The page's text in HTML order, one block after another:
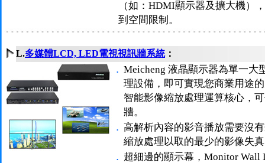
（如：HDMI顯示器及擴大機）
到空間限制。
L.多媒體LCD, LED電視視訊牆系統：
． Meicheng 液晶顯示器為單一大
理設備，即可實現您商業用途
智能影像縮放處理運算核心，
牆。
． 高解析內容的影音播放需要沒
縮放處理以取的最少的影像失
． 超細邊的顯示幕，Monitor Wall